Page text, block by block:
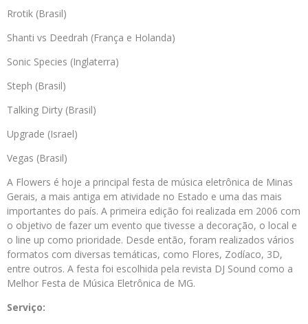
Rrotik (Brasil)
Shanti vs Deedrah (França e Holanda)
Sonic Species (Inglaterra)
Steph (Brasil)
Talking Dirty (Brasil)
Upgrade (Israel)
Vegas (Brasil)
A Flowers é hoje a principal festa de música eletrônica de Minas
Gerais, a mais antiga em atividade no Estado e uma das mais
importantes do país. A primeira edição foi realizada em 2006 com
o objetivo de fazer um evento que tivesse a decoração, o local e
o line up como prioridade. Desde então, foram realizados vários
formatos com diversas temáticas, como Flores, Zodíaco, 3D,
entre outros. A festa foi escolhida pela revista DJ Sound como a
Melhor Festa de Música Eletrônica de MG.
Serviço: